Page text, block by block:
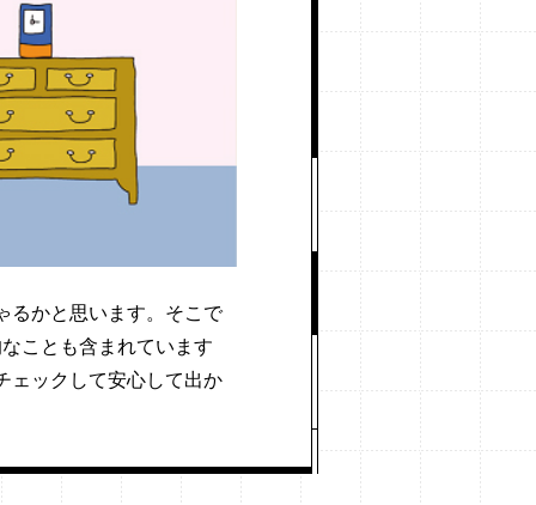
かと思います。そこで
ことも含まれています
ェックして安心して出か